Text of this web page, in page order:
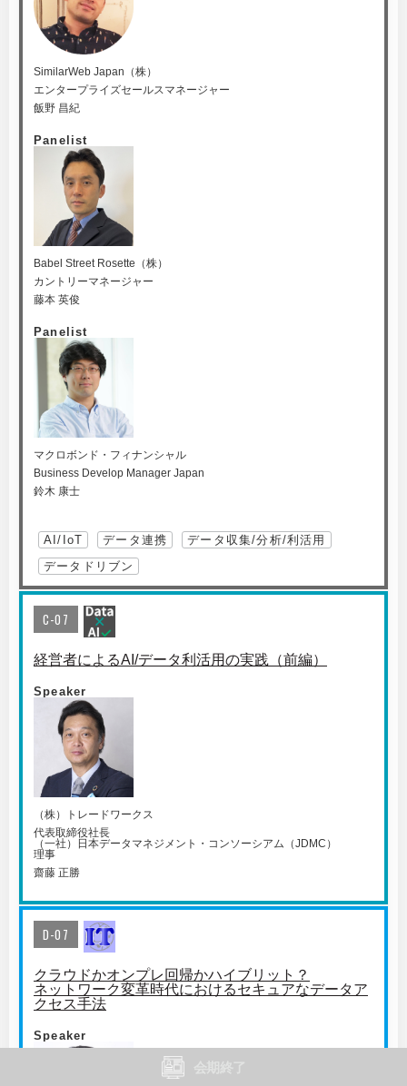
SimilarWeb Japan（株）
エンタープライズセールスマネージャー
飯野 昌紀
Panelist
Babel Street Rosette（株）
カントリーマネージャー
藤本 英俊
Panelist
マクロボンド・フィナンシャル
Business Develop Manager Japan
鈴木 康士
AI/IoT データ連携
データ収集/分析/利活用
データドリブン
C-07
経営者によるAI/データ利活用の実践（前編）
Speaker
（株）トレードワークス
代表取締役社長
（一社）日本データマネジメント・コンソーシアム（JDMC）
理事
齋藤 正勝
D-07
クラウドかオンプレ回帰かハイブリット？
ネットワーク変革時代におけるセキュアなデータア
クセス手法
Speaker